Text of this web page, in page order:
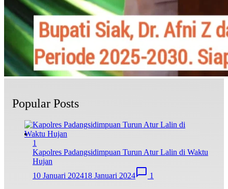
Popular Posts
1
Kapolres Padangsidimpuan Turun Atur Lalin di Waktu
Hujan
10 Januari 202418 Januari 2024 1